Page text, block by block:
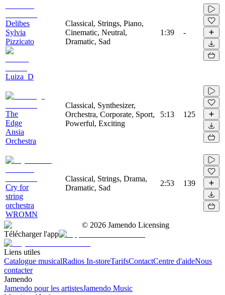
Delibes
Sylvia
Pizzicato
Luiza_D
Classical, Strings, Piano,
Cinematic, Neutral,
Dramatic, Sad
1:39 -
The
Edge
Ansia
Orchestra
Classical, Synthesizer,
Orchestra, Corporate, Sport,
Powerful, Exciting
5:13 125
Cry for
string
orchestra
WROMN
Classical, Strings, Drama,
Dramatic, Sad
2:53 139
© 2026 Jamendo Licensing
Télécharger l'app
Liens utiles
Catalogue musicalRadios In-storeTarifsContactCentre d'aideNous
contacter
Jamendo
Jamendo pour les artistesJamendo Music